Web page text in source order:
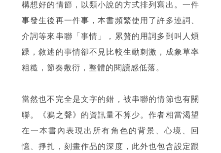
構想好的情節，以類小說的方式排列寫出。一件
事發生後再一件事，本書頻繁使用了許多連詞、
介詞等來串聯「事情」，累贅的用詞多到叫人煩
躁，敘述的事情卻不見比較生動刺激，成象草率
粗糙，節奏敷衍，整體的閱讀感低落。
當然也不完全是文字的錯，被串聯的情節也有關
聯。《鴉之聲》的資訊量不算少。作者相當渴望
在一本書內表現出所有角色的背景、心境、回
憶、掙扎，刻畫作品的深度，此外也包含設定跟